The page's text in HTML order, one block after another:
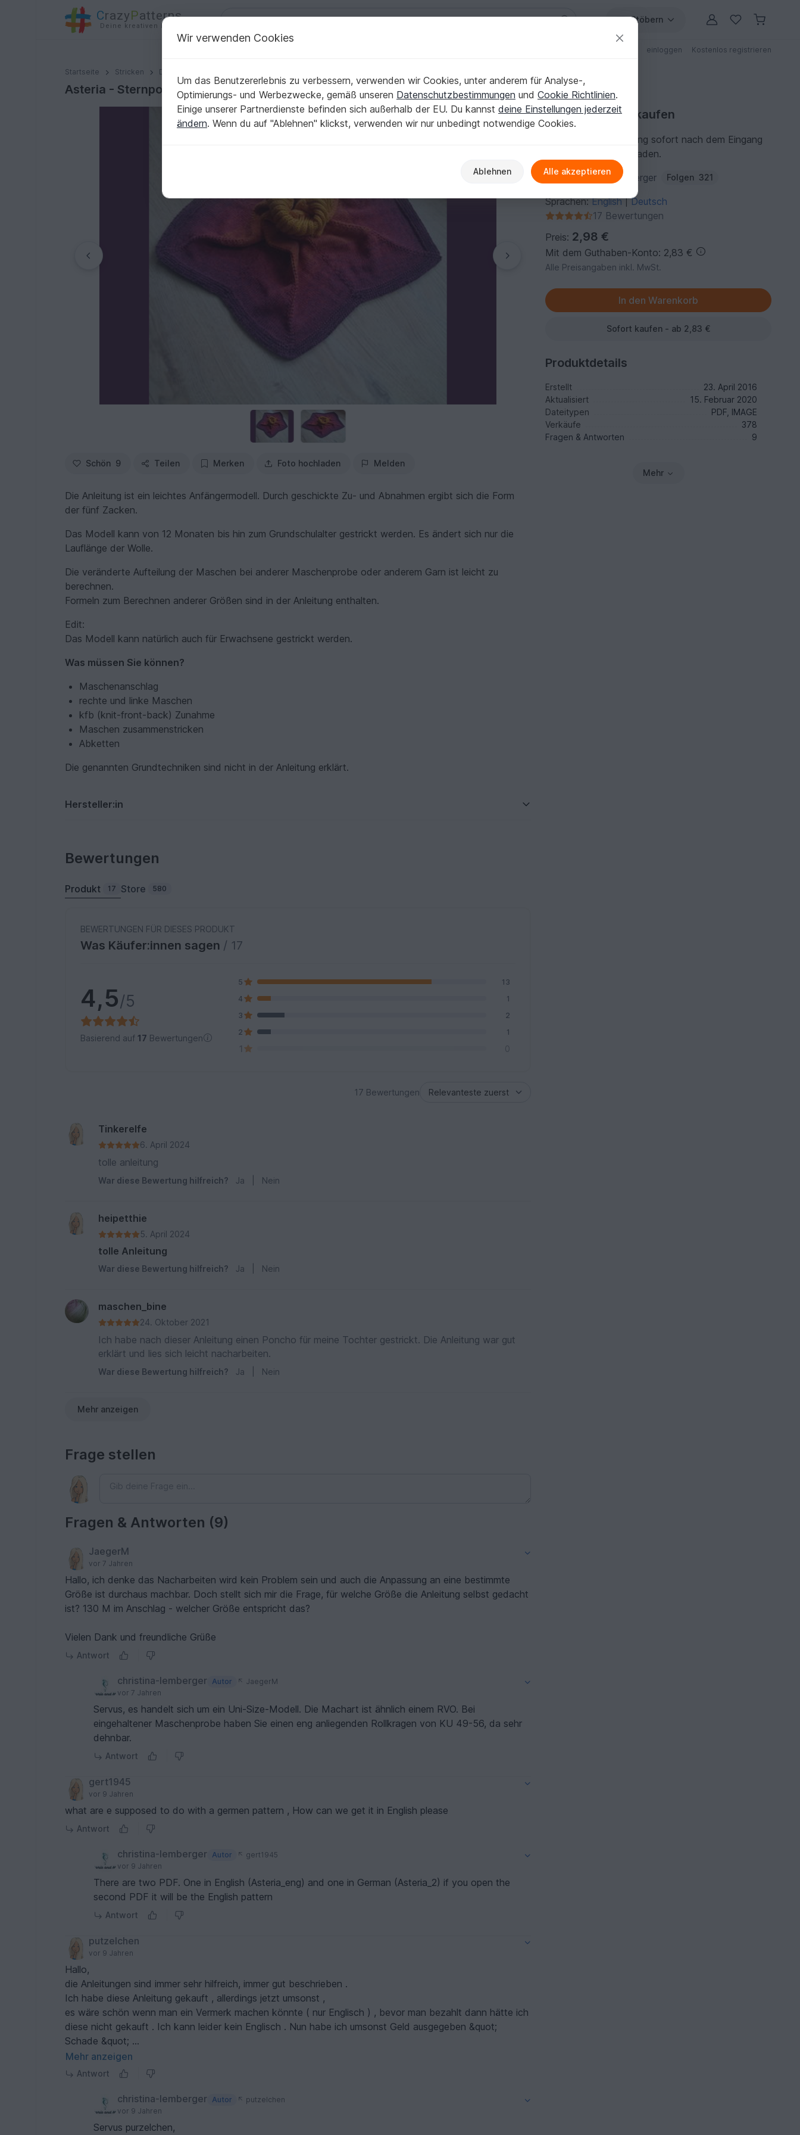
CrazyPatterns
Deine kreativen Ideen
Stöbern
einloggen Kostenlos registrieren
Startseite Stricken Damen
Asteria - Sternponcho - Kinderponcho - Poncho
Asteria - Sternponcho - Kinderponcho - Poncho
Schön 9 Teilen Merken Foto hochladen Melden
Die Anleitung ist ein leichtes Anfängermodell. Durch geschickte Zu- und Abnahmen ergibt sich die Form
der fünf Zacken.
Das Modell kann von 12 Monaten bis hin zum Grundschulalter gestrickt werden. Es ändert sich nur die
Lauflänge der Wolle.
Die veränderte Aufteilung der Maschen bei anderer Maschenprobe oder anderem Garn ist leicht zu
berechnen.
Formeln zum Berechnen anderer Größen sind in der Anleitung enthalten.
Edit:
Das Modell kann natürlich auch für Erwachsene gestrickt werden.
Was müssen Sie können?
Maschenanschlag
rechte und linke Maschen
kfb (knit-front-back) Zunahme
Maschen zusammenstricken
Abketten
Die genannten Grundtechniken sind nicht in der Anleitung erklärt.
Hersteller:in
Strickanleitung kaufen
Du kannst die Anleitung sofort nach dem Eingang
der Zahlung herunterladen.
Autor: christina-lemberger Folgen 321
Sprachen:English| Deutsch
17 Bewertungen
Preis: 2,98 €
Mit dem Guthaben-Konto: 2,83 €
Alle Preisangaben inkl. MwSt.
Sofort kaufen - ab 2,83 €
Produktdetails
Erstellt
23. April 2016
Aktualisiert
15. Februar 2020
Dateitypen
PDF, IMAGE
Verkäufe
378
Fragen & Antworten
9
Mehr
Bewertungen
Produkt 17 Store 580
BEWERTUNGEN FÜR DIESES PRODUKT
Was Käufer:innen sagen / 17
4,5/5
Basierend auf 17 Bewertungen
5
13
4
1
3
2
2
1
1 0
17 Bewertungen
Tinkerelfe
6. April 2024
tolle anleitung
War diese Bewertung hilfreich? Ja Nein
heipetthie
5. April 2024
tolle Anleitung
War diese Bewertung hilfreich? Ja Nein
maschen_bine
24. Oktober 2021
Ich habe nach dieser Anleitung einen Poncho für meine Tochter gestrickt. Die Anleitung war gut
erklärt und lies sich leicht nacharbeiten.
War diese Bewertung hilfreich? Ja Nein
Mehr anzeigen
Frage stellen
Fragen & Antworten (9)
JaegerM
vor 7 Jahren
Hallo, ich denke das Nacharbeiten wird kein Problem sein und auch die Anpassung an eine bestimmte
Größe ist durchaus machbar. Doch stellt sich mir die Frage, für welche Größe die Anleitung selbst gedacht
ist? 130 M im Anschlag - welcher Größe entspricht das?
Vielen Dank und freundliche Grüße
Antwort
christina-lemberger Autor
JaegerM
vor 7 Jahren
Servus, es handelt sich um ein Uni-Size-Modell. Die Machart ist ähnlich einem RVO. Bei
eingehaltener Maschenprobe haben Sie einen eng anliegenden Rollkragen von KU 49-56, da sehr
dehnbar.
Antwort
gert1945
vor 9 Jahren
what are e supposed to do with a germen pattern , How can we get it in English please
Antwort
christina-lemberger Autor
gert1945
vor 9 Jahren
There are two PDF. One in English (Asteria_eng) and one in German (Asteria_2) if you open the
second PDF it will be the English pattern
Antwort
putzelchen
vor 9 Jahren
Hallo,
die Anleitungen sind immer sehr hilfreich, immer gut beschrieben .
Ich habe diese Anleitung gekauft , allerdings jetzt umsonst ,
es wäre schön wenn man ein Vermerk machen könnte ( nur Englisch ) , bevor man bezahlt dann hätte ich
diese nicht gekauft . Ich kann leider kein Englisch . Nun habe ich umsonst Geld ausgegeben &quot;
Schade &quot;
Da ich kein Englisch kann und niemand habe der mir das übersetzzen kann .
Mehr anzeigen
Antwort
christina-lemberger Autor
putzelchen
vor 9 Jahren
Servus purzelchen,
Wir verwenden Cookies
Um das Benutzererlebnis zu verbessern, verwenden wir Cookies, unter anderem für Analyse-,
Optimierungs- und Werbezwecke, gemäß unseren Datenschutzbestimmungen und Cookie Richtlinien.
Einige unserer Partnerdienste befinden sich außerhalb der EU. Du kannst deine Einstellungen jederzeit
ändern. Wenn du auf "Ablehnen" klickst, verwenden wir nur unbedingt notwendige Cookies.
Ablehnen Alle akzeptieren